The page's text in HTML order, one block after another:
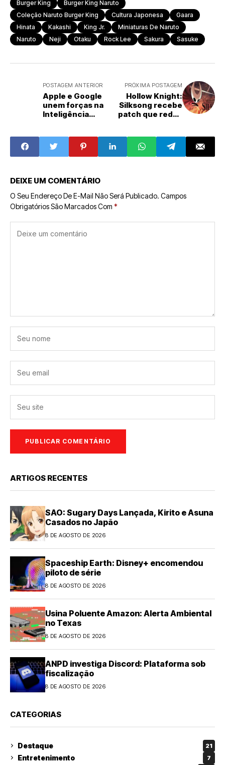
Burger King
Burger King Naruto
Coleção Naruto Burger King
Cultura Japonesa
Gaara
Hinata
Kakashi King Jr.
Miniaturas De Naruto
Naruto
Neji Otaku Rock Lee Sakura Sasuke
POSTAGEM ANTERIOR
Apple e Google
unem forças na
Inteligência
PRÓXIMA POSTAGEM
Hollow Knight:
Silksong recebe
patch que reduz
DEIXE UM COMENTÁRIO
O Seu Endereço De E-Mail Não Será Publicado. Campos
Obrigatórios São Marcados Com *
ARTIGOS RECENTES
SAO: Sugary Days Lançada, Kirito e Asuna
Casados no Japão
8 DE AGOSTO DE 2026
Spaceship Earth: Disney+ encomendou
piloto de série
8 DE AGOSTO DE 2026
Usina Poluente Amazon: Alerta Ambiental
no Texas
8 DE AGOSTO DE 2026
ANPD investiga Discord: Plataforma sob
fiscalização
8 DE AGOSTO DE 2026
CATEGORIAS
Destaque 21
Entretenimento 7